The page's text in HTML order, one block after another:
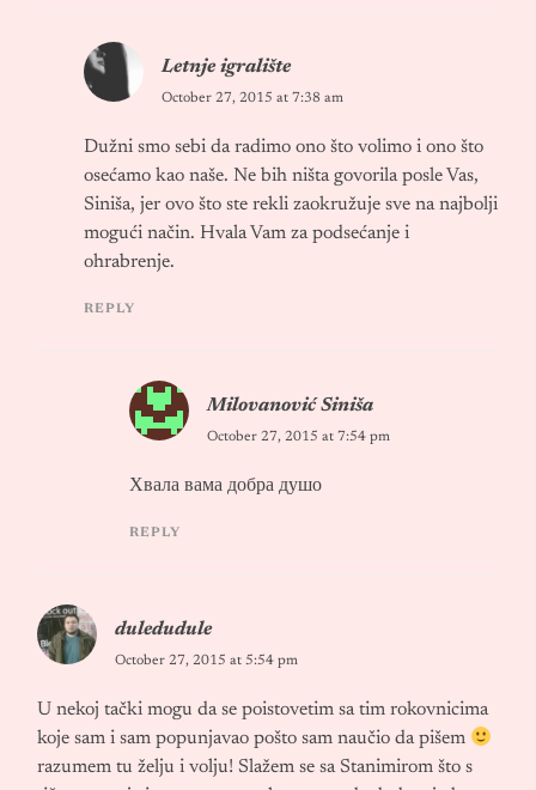
Letnje igralište
October 27, 2015 at 7:38 am
Dužni smo sebi da radimo ono što volimo i ono što
osećamo kao naše. Ne bih ništa govorila posle Vas,
Siniša, jer ovo što ste rekli zaokružuje sve na najbolji
mogući način. Hvala Vam za podsećanje i
ohrabrenje.
REPLY
Milovanović Siniša
October 27, 2015 at 7:54 pm
Хвала вама добра душо
REPLY
duledudule
October 27, 2015 at 5:54 pm
U nekoj tački mogu da se poistovetim sa tim rokovnicima
koje sam i sam popunjavao pošto sam naučio da pišem
razumem tu želju i volju! Slažem se sa Stanimirom što s